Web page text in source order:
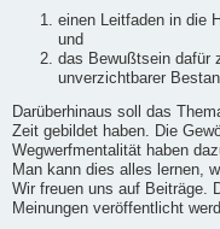
einen Leitfaden in die
und
das Bewußtsein dafür
unverzichtbarer
Darüberhinaus soll das
Zeit gebildet haben. Die
Wegwerfmentalität haben
Man kann dies alles lernen,
Wir freuen uns auf Beiträge.
Meinungen veröffentlicht